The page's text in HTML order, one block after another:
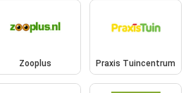
Zooplus Praxis Tuincentrum